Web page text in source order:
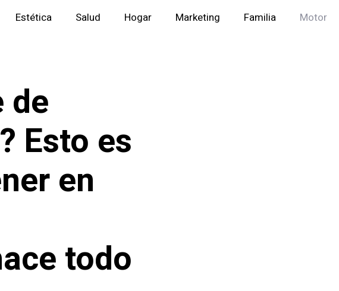
Estética Salud Hogar Marketing Familia Motor
de
Esto es
en
todo